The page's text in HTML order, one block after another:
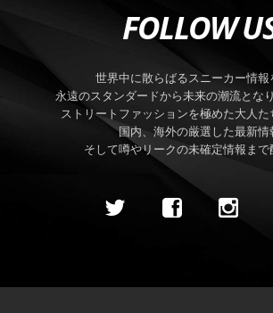
FOLLOW
世界中に散らばるスニーカー情報
永遠のスタンダードから未来の潮流とな
ストリートファッションを極めた大人た
国内、海外の厳選した最新情
そして噂やリークの未確定情報まで